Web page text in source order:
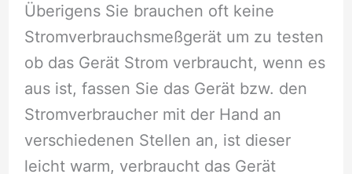
Überigens Sie brauchen oft keine
Stromverbrauchsmeßgerät um zu testen
ob das Gerät Strom verbraucht, wenn es
aus ist, fassen Sie das Gerät bzw. den
Stromverbraucher mit der Hand an
verschiedenen Stellen an, ist dieser
leicht warm, verbraucht das Gerät